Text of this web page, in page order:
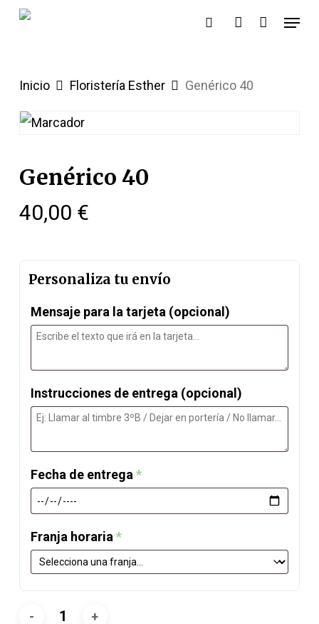
Skip
content
buscar:account
Menu
Inicio Floristería Esther Genérico 40
Genérico 40
40,00 €
Personaliza tu envío
Mensaje para la tarjeta (opcional)
Instrucciones de entrega (opcional)
Fecha de entrega*
Franja horaria *